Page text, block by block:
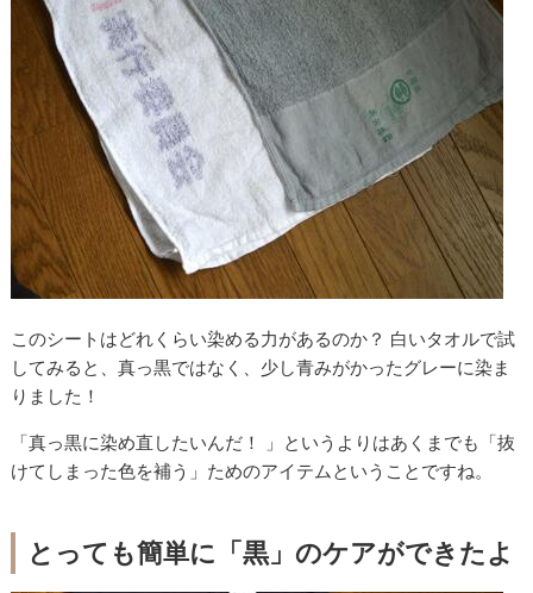
このシートはどれくらい染める力があるのか？ 白いタオルで試
してみると、真っ黒ではなく、少し青みがかったグレーに染ま
りました！
「真っ黒に染め直したいんだ！ 」というよりはあくまでも「抜
けてしまった色を補う」ためのアイテムということですね。
とっても簡単に「黒」のケアができたよ